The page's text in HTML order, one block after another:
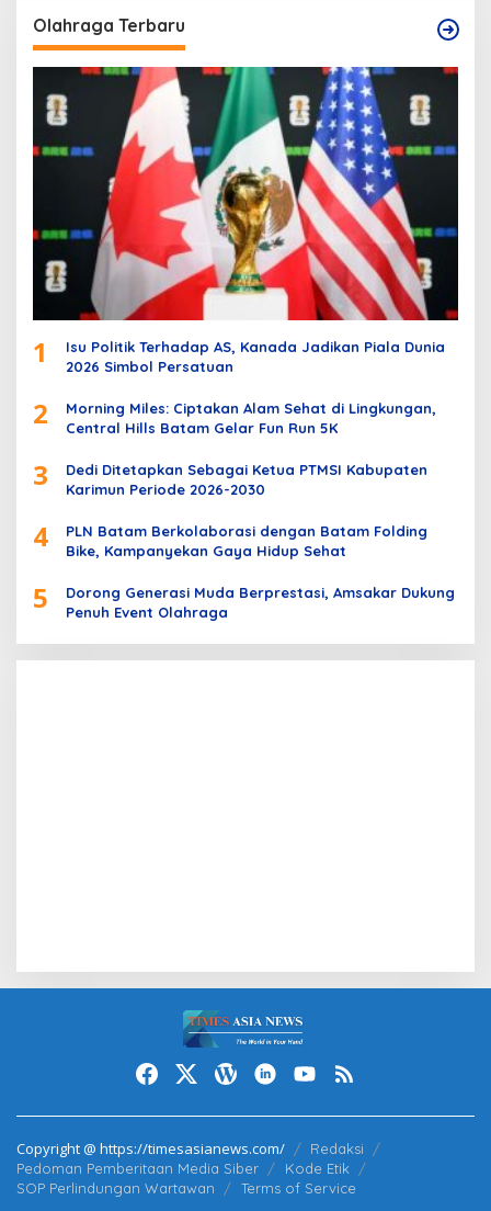
Olahraga Terbaru
1
Isu Politik Terhadap AS, Kanada Jadikan Piala Dunia
2026 Simbol Persatuan
2
Morning Miles: Ciptakan Alam Sehat di Lingkungan,
Central Hills Batam Gelar Fun Run 5K
3
Dedi Ditetapkan Sebagai Ketua PTMSI Kabupaten
Karimun Periode 2026-2030
4
PLN Batam Berkolaborasi dengan Batam Folding
Bike, Kampanyekan Gaya Hidup Sehat
5
Dorong Generasi Muda Berprestasi, Amsakar Dukung
Penuh Event Olahraga
Copyright @ https://timesasianews.com/
Redaksi
Pedoman Pemberitaan Media Siber
Kode Etik
SOP Perlindungan Wartawan
Terms of Service